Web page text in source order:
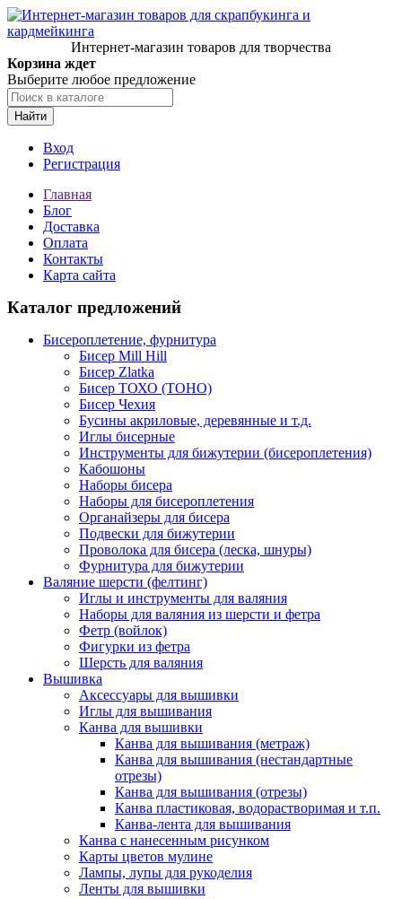
Интернет-магазин товаров для творчества
Корзина ждет
Выберите любое предложение
Найти
Вход
Регистрация
Главная
Блог
Доставка
Оплата
Контакты
Карта сайта
Каталог предложений
Бисероплетение, фурнитура
Бисер Mill Hill
Бисер Zlatka
Бисер ТОХО (TOHO)
Бисер Чехия
Бусины акриловые, деревянные и т.д.
Иглы бисерные
Инструменты для бижутерии (бисероплетения)
Кабошоны
Наборы бисера
Наборы для бисероплетения
Органайзеры для бисера
Подвески для бижутерии
Проволока для бисера (леска, шнуры)
Фурнитура для бижутерии
Валяние шерсти (фелтинг)
Иглы и инструменты для валяния
Наборы для валяния из шерсти и фетра
Фетр (войлок)
Фигурки из фетра
Шерсть для валяния
Вышивка
Аксессуары для вышивки
Иглы для вышивания
Канва для вышивки
Канва для вышивания (метраж)
Канва для вышивания (нестандартные
отрезы)
Канва для вышивания (отрезы)
Канва пластиковая, водорастворимая и т.п.
Канва-лента для вышивания
Канва с нанесенным рисунком
Карты цветов мулине
Лампы, лупы для рукоделия
Ленты для вышивки